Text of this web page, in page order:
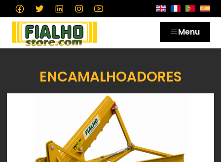
Menu
ENCAMALHOADORES